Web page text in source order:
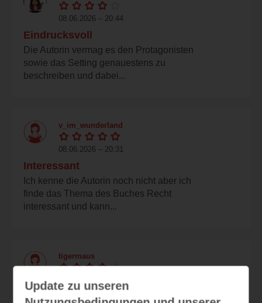
08.06.2026 – 20:44
Eindrucksvoll
Die Autorin vermag es den Protagonisten
sowie das Setting genauestens zu
beschreiben und dabei...
v_im_wunderland
08.06.2026 – 20:31
Interessant
Ich kenne die Autorin noch nicht aber ich
finde das Thema des Buches Recht
interessant und kann...
tigermaus
Lebensreise
Update zu unseren